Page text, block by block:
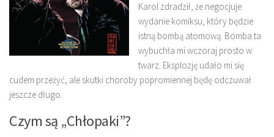
Karol zdradził, że negocjuje
wydanie komiksu, który będzie
istną bombą atomową. Bomba ta
wybuchła mi wczoraj prosto w
twarz. Eksplozję udało mi się
cudem przeżyć, ale skutki choroby popromiennej będę odczuwał
jeszcze długo.
Czym są „Chłopaki”?